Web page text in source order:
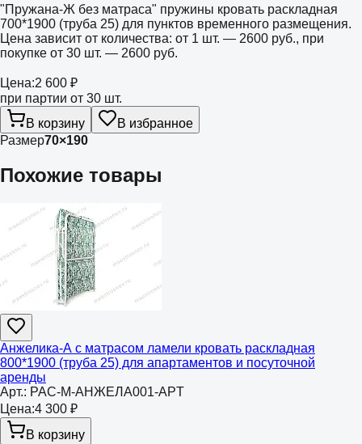
"Пружана-Ж без матраса" пружины кровать раскладная
700*1900 (труба 25) для пунктов временного размещения.
Цена зависит от количества: от 1 шт. — 2600 руб., при
покупке от 30 шт. — 2600 руб.
Цена:2 600 ₽
при партии от 30 шт.
В корзину
В избранное
Размер70×190
Похожие товары
Анжелика-А с матрасом ламели кровать раскладная
800*1900 (труба 25) для апартаментов и посуточной
аренды
Арт.: РАС-М-АНЖЕЛА001-APT
Цена:4 300 ₽
В корзину